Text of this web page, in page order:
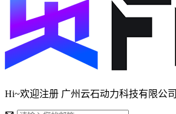
Hi~欢迎注册 广州云石动力科技有限公司